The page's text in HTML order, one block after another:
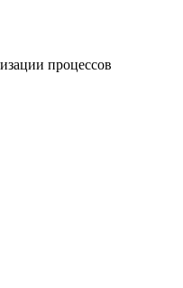
процессов